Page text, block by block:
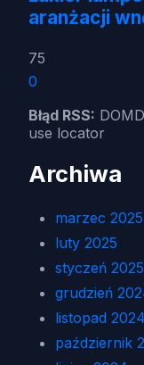
aranżacji
75
0
Błąd RSS:
use locator
Archiwa
marzec 2025
luty 2025
styczeń 2025
grudzień
listopad 2024
październik